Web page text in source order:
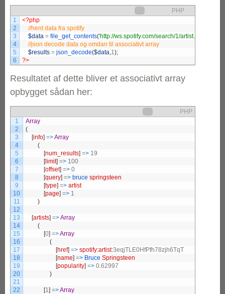
PHP
1
2
3
4
5
6
<?php
$data = file_get_contents('http://ws.spotify.com/search/1/
$results = json_decode($data,1);
?>
Resultatet af dette bliver et associativt array
opbygget sådan her:
PHP
1
2
3
4
5
6
7
8
9
10
11
12
13
14
15
16
17
18
19
20
21
22
Array
(
[info] =>Array
(
[num_results] =>
[limit] =>
[offset] =>
[query] => bruce springsteen
[type] => artist
[page] =>
)
[artists] =>Array
(
[0] =>Array
(
[href] => spotify:artist:
[name] => Bruce Springsteen
[popularity] => 0.
)
[1] =>Array